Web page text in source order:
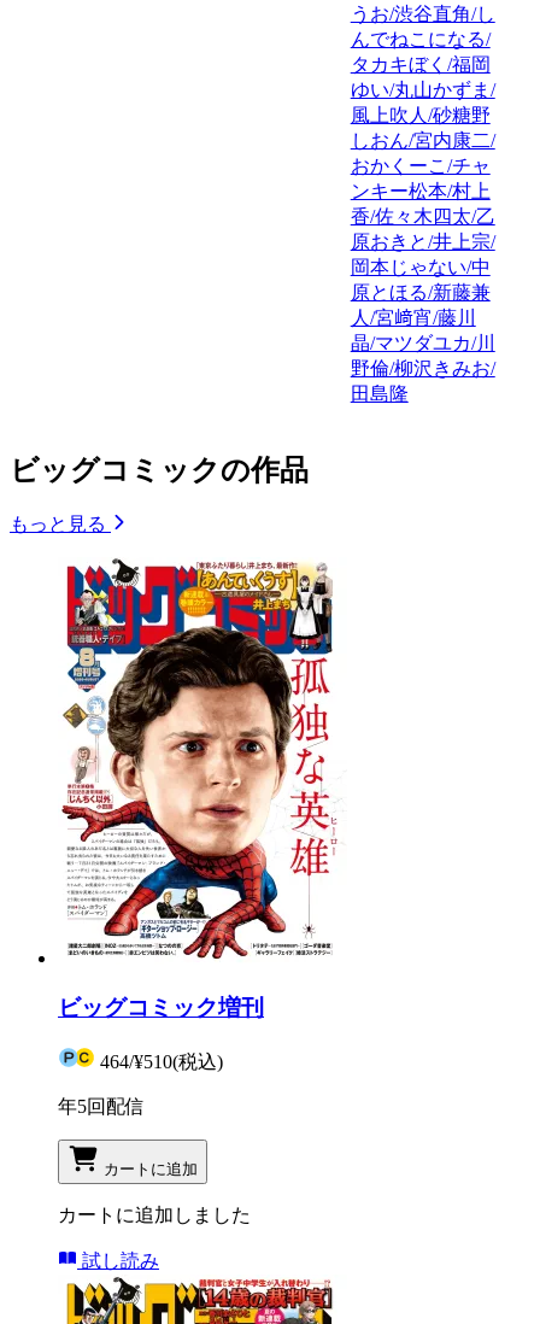
うお/渋谷直角/し
んでねこになる/
タカキぼく/福岡
ゆい/丸山かずま/
風上吹人/砂糖野
しおん/宮内康二/
おかくーこ/チャ
ンキー松本/村上
香/佐々木四太/乙
原おきと/井上宗/
岡本じゃない/中
原とほる/新藤兼
人/宮﨑宵/藤川
晶/マツダユカ/川
野倫/柳沢きみお/
田島隆
ビッグコミックの作品
もっと見る
ビッグコミック増刊
464/¥510(税込)
年5回配信
カートに追加
カートに追加しました
試し読み